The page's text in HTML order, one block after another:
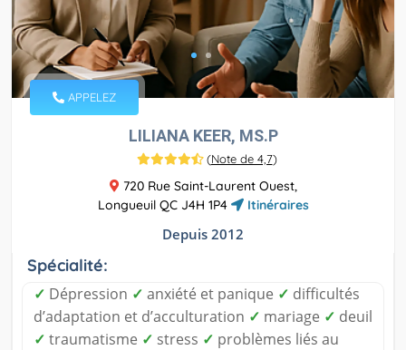
APPELEZ
LILIANA KEER, MS.P
(Note de 4,7)
720 Rue Saint-Laurent Ouest,
Longueuil QC J4H 1P4
Itinéraires
Depuis 2012
Spécialité:
✓ Dépression ✓ anxiété et panique ✓ difficultés
d’adaptation et d’acculturation ✓ mariage ✓ deuil
✓ traumatisme ✓ stress ✓ problèmes liés au